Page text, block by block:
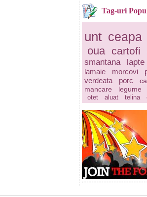
Tag-uri
unt ceapa
oua
cartofi
smantana lapte
lamaie
morcovi
verdeata
porc
mancare
legume
otet
aluat telina